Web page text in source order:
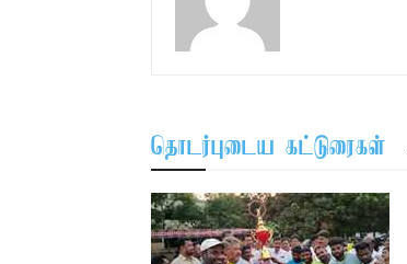
தொடர்புடைய கட்டுரைகள்